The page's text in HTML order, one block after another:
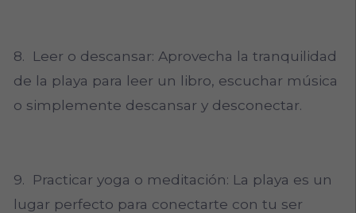
8. Leer o descansar: Aprovecha la tranquilidad
de la playa para leer un libro, escuchar música
o simplemente descansar y desconectar.
9. Practicar yoga o meditación: La playa es un
lugar perfecto para conectarte con tu ser